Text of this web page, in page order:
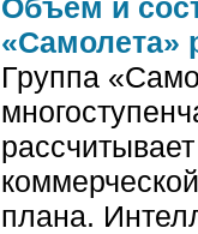
Объем и
«Самолета»
Группа
плана.